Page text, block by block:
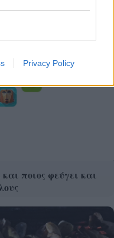
Privacy Policy
ποιος φεύγει και